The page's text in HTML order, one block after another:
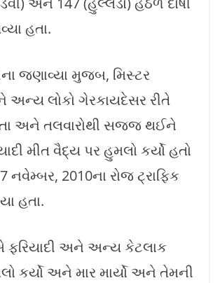
હતા.
જણાવ્યા મુજબ, મિસ્ટર
અન્ય લોકો ગેરકાયદેસર રીતે
અને તલવારોથી સજ્જ થઈને
મીત વૈદ્ય પર હુમલો કર્યો હતો
2010ના રોજ ટ્રાફિક
હતા.
અને અન્ય કેટલાક
કર્યો અને માર માર્યો અને તેમની